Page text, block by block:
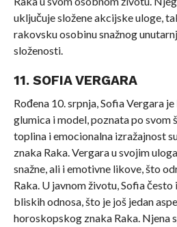
uključuje složene akcijske uloge,
rakovsku osobinu snažnog
složenosti.
11. SOFIA VERGARA
Rođena 10. srpnja, Sofia Vergara
glumica i model, poznata po svom
toplina i emocionalna izražajnost
znaka Raka. Vergara u svojim
snažne, ali i emotivne likove, što
Raka. U javnom životu, Sofia
bliskih odnosa, što je još jedan
horoskopskog znaka Raka. Njena